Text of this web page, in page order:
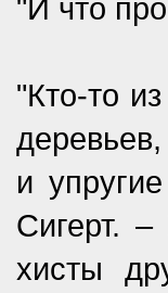
"И что
"Кто-то
и
Сигерт.
хисты